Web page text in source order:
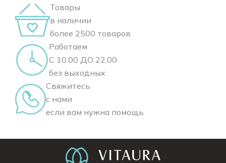
Товары
в наличии
более 2500 товаров
Работаем
С 10.00 ДО 22.00
без выходных
Свяжитесь
с нами
если вам нужна помощь